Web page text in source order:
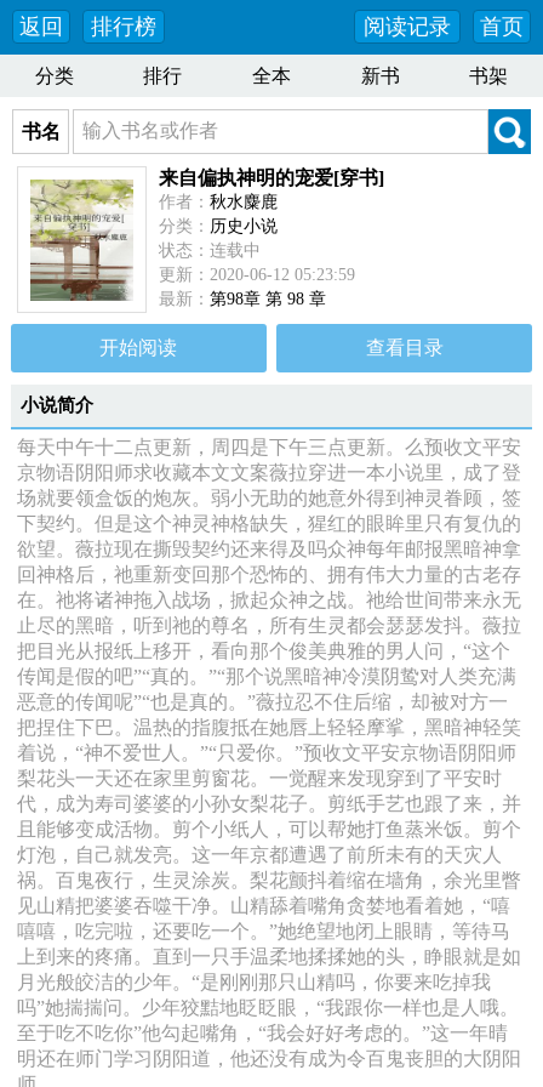
返回 排行榜 首页
阅读记录
分类 排行 全本 新书 书架
书名
来自偏执神明的宠爱[穿书]
作者： 秋水麋鹿
分类： 历史小说
状态：连载中
更新：2020-06-12 05:23:59
最新： 第98章 第 98 章
开始阅读 查看目录
小说简介
每天中午十二点更新，周四是下午三点更新。么预收文平安
京物语阴阳师求收藏本文文案薇拉穿进一本小说里，成了登
场就要领盒饭的炮灰。弱小无助的她意外得到神灵眷顾，签
下契约。但是这个神灵神格缺失，猩红的眼眸里只有复仇的
欲望。薇拉现在撕毁契约还来得及吗众神每年邮报黑暗神拿
回神格后，祂重新变回那个恐怖的、拥有伟大力量的古老存
在。祂将诸神拖入战场，掀起众神之战。祂给世间带来永无
止尽的黑暗，听到祂的尊名，所有生灵都会瑟瑟发抖。薇拉
把目光从报纸上移开，看向那个俊美典雅的男人问，“这个
传闻是假的吧”“真的。”“那个说黑暗神冷漠阴鸷对人类充满
恶意的传闻呢”“也是真的。”薇拉忍不住后缩，却被对方一
把捏住下巴。温热的指腹抵在她唇上轻轻摩挲，黑暗神轻笑
着说，“神不爱世人。”“只爱你。”预收文平安京物语阴阳师
梨花头一天还在家里剪窗花。一觉醒来发现穿到了平安时
代，成为寿司婆婆的小孙女梨花子。剪纸手艺也跟了来，并
且能够变成活物。剪个小纸人，可以帮她打鱼蒸米饭。剪个
灯泡，自己就发亮。这一年京都遭遇了前所未有的天灾人
祸。百鬼夜行，生灵涂炭。梨花颤抖着缩在墙角，余光里瞥
见山精把婆婆吞噬干净。山精舔着嘴角贪婪地看着她，“嘻
嘻嘻，吃完啦，还要吃一个。”她绝望地闭上眼睛，等待马
上到来的疼痛。直到一只手温柔地揉揉她的头，睁眼就是如
月光般皎洁的少年。“是刚刚那只山精吗，你要来吃掉我
吗”她揣揣问。少年狡黠地眨眨眼，“我跟你一样也是人哦。
至于吃不吃你”他勾起嘴角，“我会好好考虑的。”这一年晴
明还在师门学习阴阳道，他还没有成为令百鬼丧胆的大阴阳